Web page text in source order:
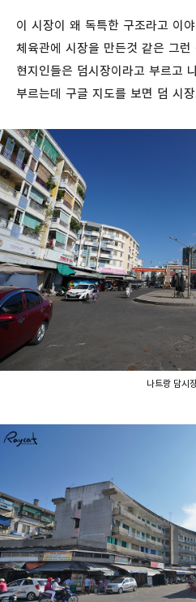
이 시장이 왜 독특한 구조라고 이
체육관에 시장을 만든것 같은 그런
현지인들은 덤시장이라고 부르고
부르는데 구글 지도를 보면 덤 시
나트랑 담시